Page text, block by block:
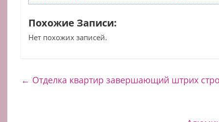
Похожие Записи:
Нет похожих записей.
← Отделка квартир завершающий штрих